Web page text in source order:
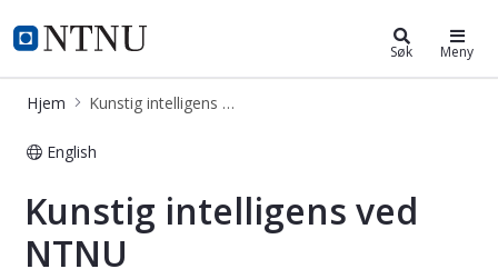
NTNU Hjemmeside
Kunstig intelligens ved NTNU
Søk Meny
Hjem Kunstig intelligens ved NTNU
English
Kunstig intelligens ved NTNU
Kunstig intelligens ved
NTNU